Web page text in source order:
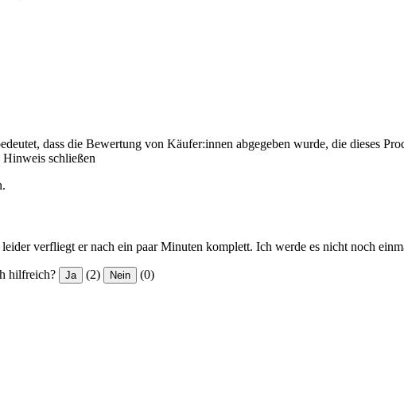
dass die Bewertung von Käufer:innen abgegeben wurde, die dieses
Hinweis schließen
verfliegt er nach ein paar Minuten komplett. Ich werde es nicht noch
hilfreich? Ja (2) Nein (0)